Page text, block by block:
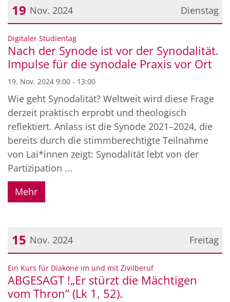
Dienstag
19 Nov. 2024
Datum: 19. November 2024
Digitaler Studientag:
Nach der Synode ist vor der Synodalität.
Impulse für die synodale Praxis vor Ort
19. Nov. 2024 9:00 - 13:00
Wie geht Synodalität? Weltweit wird diese Frage
derzeit praktisch erprobt und theologisch
reflektiert. Anlass ist die Synode 2021–2024, die
bereits durch die stimmberechtigte Teilnahme
von Lai*innen zeigt: Synodalität lebt von der
Partizipation ...
Mehr
Freitag
15 Nov. 2024
Datum: 15. November 2024
Ein Kurs für Diakone im und mit Zivilberuf:
ABGESAGT !„Er stürzt die Mächtigen
vom Thron“ (Lk 1, 52).